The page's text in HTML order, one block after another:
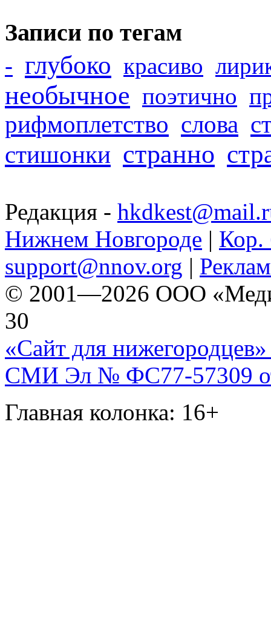
Записи по тегам
- глубоко красиво
необычное поэтично
рифмоплетство слова
стишонки странно
Редакция -
Нижнем Новгороде | Кор.
support@nnov.org |
© 2001—2026 ООО
30
«Сайт для нижегородцев»
СМИ Эл № ФС77-57309
Главная колонка: 16+